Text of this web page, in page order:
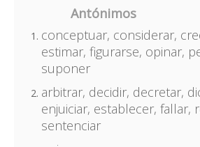
Antónimos
conceptuar, considerar,
estimar, figurarse, opinar,
suponer
arbitrar, decidir, decretar,
enjuiciar, establecer, fallar,
sentenciar